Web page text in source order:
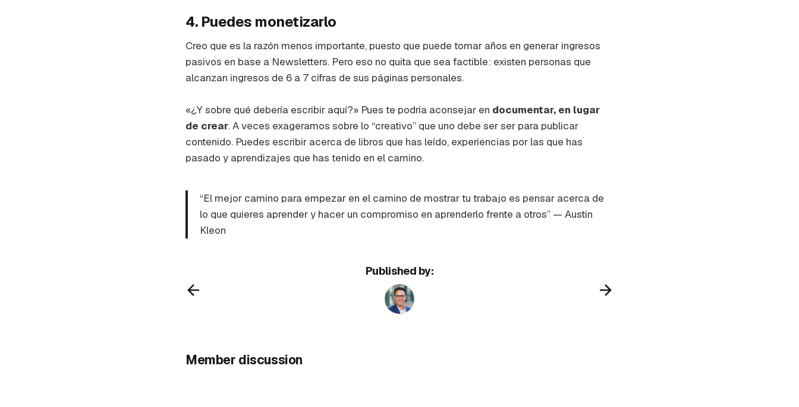
4. Puedes monetizarlo
Creo que es la razón menos importante, puesto que puede tomar años en generar ingresos
pasivos en base a Newsletters. Pero eso no quita que sea factible: existen personas que
alcanzan ingresos de 6 a 7 cifras de sus páginas personales.
«¿Y sobre qué debería escribir aquí?» Pues te podría aconsejar en documentar, en lugar
de crear. A veces exageramos sobre lo “creativo” que uno debe ser ser para publicar
contenido. Puedes escribir acerca de libros que has leído, experiencias por las que has
pasado y aprendizajes que has tenido en el camino.
“El mejor camino para empezar en el camino de mostrar tu trabajo es pensar acerca de
lo que quieres aprender y hacer un compromiso en aprenderlo frente a otros” — Austin
Kleon
Published by:
Member discussion